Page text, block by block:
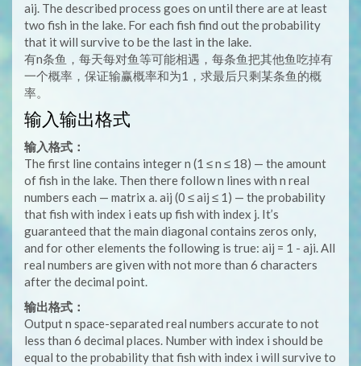
aij. The described process goes on until there are at least
two fish in the lake. For each fish find out the probability
that it will survive to be the last in the lake.
有n条鱼，每天每对鱼等可能相遇，每条鱼把其他鱼吃掉有
一个概率，保证输赢概率和为1，求最后只剩某条鱼的概
率。
输入输出格式
输入格式：
The first line contains integer n (1 ≤ n ≤ 18) — the amount
of fish in the lake. Then there follow n lines with n real
numbers each — matrix a. aij (0 ≤ aij ≤ 1) — the probability
that fish with index i eats up fish with index j. It’s
guaranteed that the main diagonal contains zeros only,
and for other elements the following is true: aij = 1 - aji. All
real numbers are given with not more than 6 characters
after the decimal point.
输出格式：
Output n space-separated real numbers accurate to not
less than 6 decimal places. Number with index i should be
equal to the probability that fish with index i will survive to